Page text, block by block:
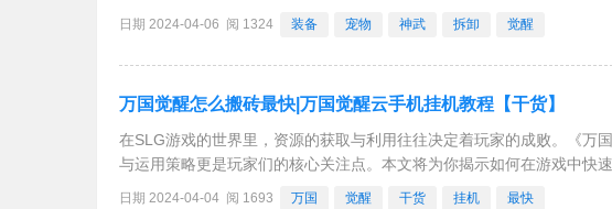
装备星级可超过4星，但宠物装备总星级不会超过12星【易成长】
日期 2024-04-06 阅 1324 装备 宠物 神武 拆卸 觉醒
万国觉醒怎么搬砖最快|万国觉醒云手机挂机教程【干货】
在SLG游戏的世界里，资源的获取与利用往往决定着玩家的成败。《万
与运用策略更是玩家们的核心关注点。本文将为你揭示如何在游戏中快
王国不断壮大。一、万国觉醒怎么搬砖最快万国觉醒作为一款SLG游戏，
日期 2024-04-04 阅 1693 万国 觉醒 干货 挂机 最快